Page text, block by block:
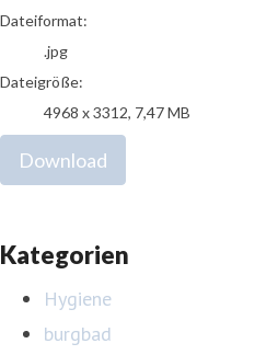
Dateiformat:
.jpg
Dateigröße:
4968 x 3312, 7,47 MB
Download
Kategorien
Hygiene
burgbad